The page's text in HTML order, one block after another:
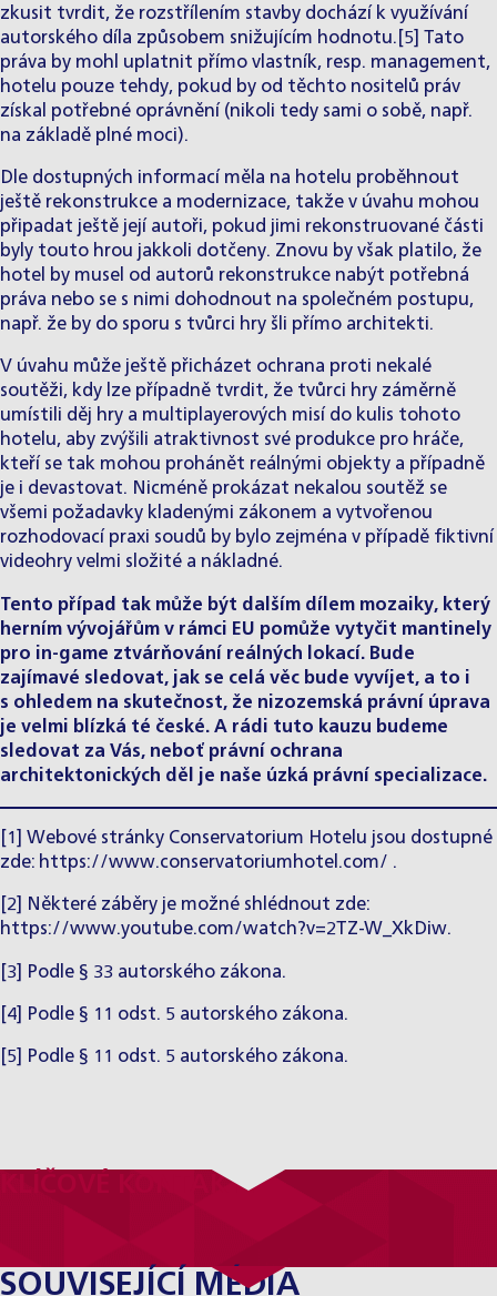
zkusit tvrdit, že rozstřílením stavby dochází k využívání
autorského díla způsobem snižujícím hodnotu. [5] Tato
práva by mohl uplatnit přímo vlastník, resp. management,
hotelu pouze tehdy, pokud by od těchto nositelů práv
získal potřebné oprávnění (nikoli tedy sami o sobě, např.
na základě plné moci).
Dle dostupných informací měla na hotelu proběhnout
ještě rekonstrukce a modernizace, takže v úvahu mohou
připadat ještě její autoři, pokud jimi rekonstruované části
byly touto hrou jakkoli dotčeny. Znovu by však platilo, že
hotel by musel od autorů rekonstrukce nabýt potřebná
práva nebo se s nimi dohodnout na společném postupu,
např. že by do sporu s tvůrci hry šli přímo architekti.
V úvahu může ještě přicházet ochrana proti nekalé
soutěži, kdy lze případně tvrdit, že tvůrci hry záměrně
umístili děj hry a multiplayerových misí do kulis tohoto
hotelu, aby zvýšili atraktivnost své produkce pro hráče,
kteří se tak mohou prohánět reálnými objekty a případně
je i devastovat. Nicméně prokázat nekalou soutěž se
všemi požadavky kladenými zákonem a vytvořenou
rozhodovací praxi soudů by bylo zejména v případě fiktivní
videohry velmi složité a nákladné.
Tento případ tak může být dalším dílem mozaiky, který
herním vývojářům v rámci EU pomůže vytyčit mantinely
pro in-game ztvárňování reálných lokací. Bude
zajímavé sledovat, jak se celá věc bude vyvíjet, a to i
s ohledem na skutečnost, že nizozemská právní úprava
je velmi blízká té české. A rádi tuto kauzu budeme
sledovat za Vás, neboť právní ochrana
architektonických děl je naše úzká právní specializace.
[1]
Webové stránky Conservatorium Hotelu jsou dostupné
zde: https://www.conservatoriumhotel.com/ .
[2]
Některé záběry je možné shlédnout zde:
https://www.youtube.com/watch?v=2TZ-W_XkDiw.
[3] Podle § 33 autorského zákona.
[4] Podle § 11 odst. 5 autorského zákona.
[5] Podle § 11 odst. 5 autorského zákona.
KLÍČOVÉ KONTAKTY
SOUVISEJÍCÍ MÉDIA